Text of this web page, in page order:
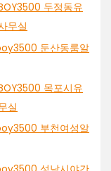
두정동유
무실
둔산동룸알
목포시유
실
부천여성알